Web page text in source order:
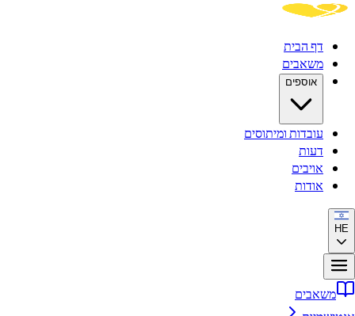
דף הבית
משאבים
אוספים
עובדות ומיתוסים
דעות
אויבים
אודות
משאבים